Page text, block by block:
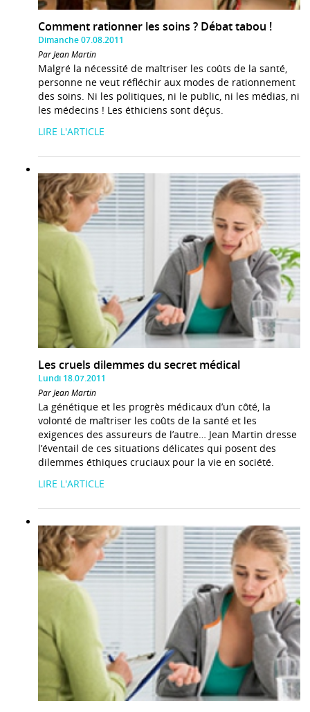
Comment rationner les soins ? Débat tabou !
Dimanche 07.08.2011
Par Jean Martin
Malgré la nécessité de maîtriser les coûts de la santé,
personne ne veut réfléchir aux modes de rationnement
des soins. Ni les politiques, ni le public, ni les médias, ni
les médecins ! Les éthiciens sont déçus.
LIRE L'ARTICLE
Les cruels dilemmes du secret médical
Lundi 18.07.2011
Par Jean Martin
La génétique et les progrès médicaux d’un côté, la
volonté de maîtriser les coûts de la santé et les
exigences des assureurs de l’autre… Jean Martin dresse
l’éventail de ces situations délicates qui posent des
dilemmes éthiques cruciaux pour la vie en société.
LIRE L'ARTICLE